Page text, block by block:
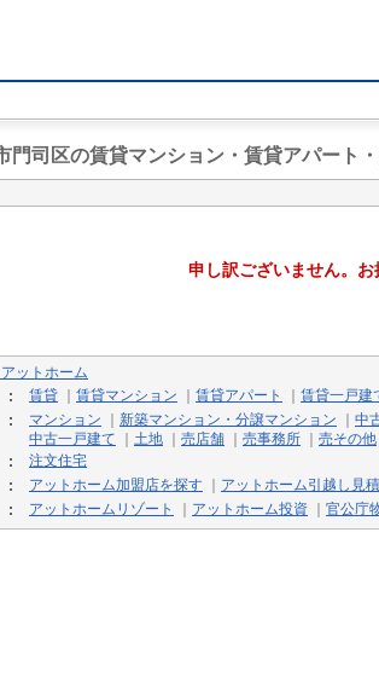
門司区の賃貸マンション・賃貸アパート
申し訳ございません。お
ットホーム
賃貸 賃貸マンション 賃貸アパート 賃貸一戸建
マンション 新築マンション・分譲マンション 中
中古一戸建て
土地 売店舗 売事務所
売その他
注文住宅
アットホーム加盟店を探す アットホーム引越し見
アットホームリゾート アットホーム投資 官公庁